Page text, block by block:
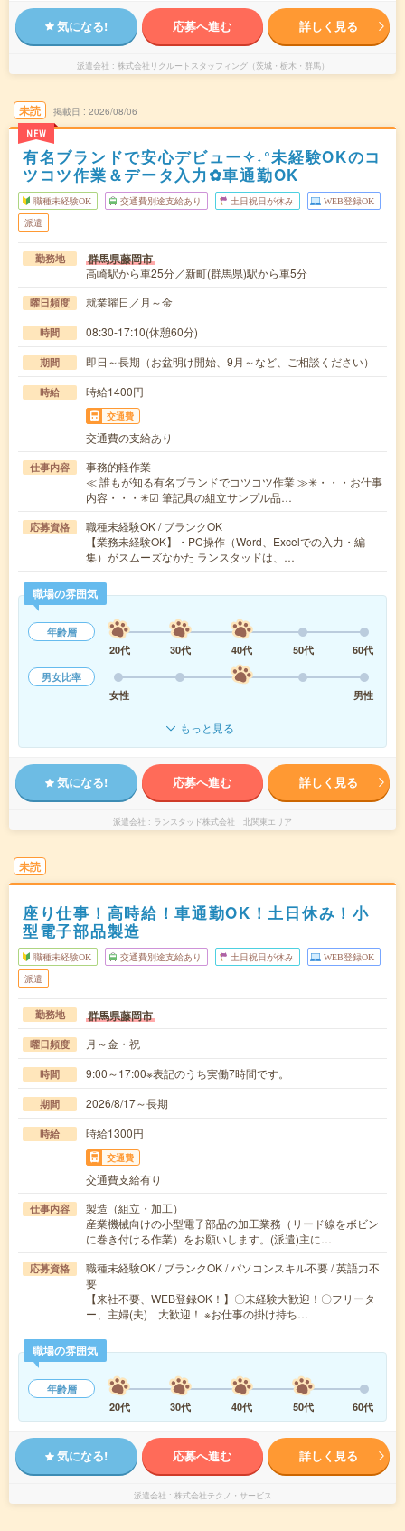
気になる! 応募へ進む 詳しく見る
派遣会社 株式会社リクルートスタッフィング（茨城・栃木・群馬）
未読
NEW
掲載日 2026/08/06
有名ブランドで安心デビュー✧˖°未経験OKのコ
ツコツ作業＆データ入力✿車通勤OK
職種未経験OK 交通費別途支給あり 土日祝日が休み WEB登録OK
派遣
勤務地 群馬県藤岡市
高崎駅から車25分／新町(群馬県)駅から車5分
曜日頻度 就業曜日／月～金
時間 08:30-17:10(休憩60分)
期間 即日～長期（お盆明け開始、9月～など、ご相談ください）
時給 時給1400円
交通費
交通費の支給あり
仕事内容
事務的軽作業
≪ 誰もが知る有名ブランドでコツコツ作業 ≫✳︎・・・お仕事
内容・・・✳︎☑ 筆記具の組立サンプル品…
応募資格
職種未経験OK / ブランクOK
【業務未経験OK】・PC操作（Word、Excelでの入力・編
集）がスムーズなかた ランスタッドは、…
職場の雰囲気
年齢層
20代
30代 40代 50代
60代
男女比率
女性
男性
もっと見る
気になる! 応募へ進む 詳しく見る
派遣会社 ランスタッド株式会社 北関東エリア
未読
座り仕事！高時給！車通勤OK！土日休み！小
型電子部品製造
職種未経験OK 交通費別途支給あり 土日祝日が休み WEB登録OK
派遣
勤務地 群馬県藤岡市
曜日頻度 月～金・祝
時間 9:00～17:00※表記のうち実働7時間です。
期間 2026/8/17～長期
時給 時給1300円
交通費
交通費支給有り
仕事内容
製造（組立・加工）
産業機械向けの小型電子部品の加工業務（リード線をボビン
に巻き付ける作業）をお願いします。(派遣)主に…
応募資格
職種未経験OK / ブランクOK / パソコンスキル不要 / 英語力不
要
【来社不要、WEB登録OK！】〇未経験大歓迎！〇フリータ
ー、主婦(夫) 大歓迎！ ※お仕事の掛け持ち…
職場の雰囲気
年齢層
20代
30代 40代 50代 60代
気になる! 応募へ進む 詳しく見る
派遣会社 株式会社テクノ・サービス